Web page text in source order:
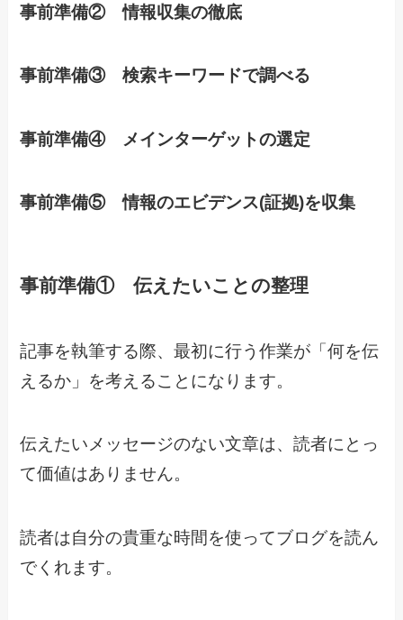
事前準備② 情報収集の徹底
事前準備③ 検索キーワードで調べる
事前準備④ メインターゲットの選定
事前準備⑤ 情報のエビデンス(証拠)を収集
事前準備① 伝えたいことの整理
記事を執筆する際、最初に行う作業が「何を伝
えるか」を考えることになります。
伝えたいメッセージのない文章は、読者にとっ
て価値はありません。
読者は自分の貴重な時間を使ってブログを読ん
でくれます。